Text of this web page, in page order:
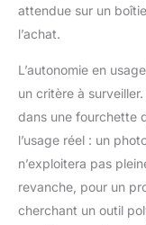
attendue sur un
l’achat.
L’autonomie en
un critère à
dans une fourchette
l’usage réel : un
n’exploitera pas
revanche, pour un
cherchant un outil